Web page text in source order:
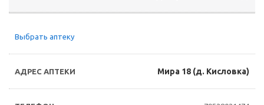
Выбрать аптеку
Мира 18 (д. Кисловка)